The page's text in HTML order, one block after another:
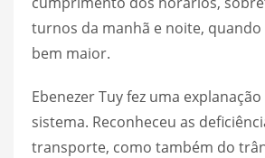
turnos da manhã e noite, quando
bem maior.
Ebenezer Tuy fez uma
sistema. Reconheceu as
transporte, como também do